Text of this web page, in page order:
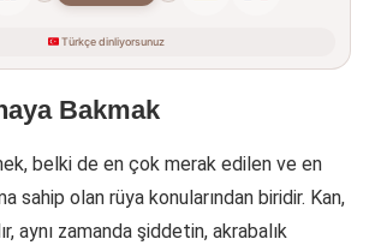
Türkçe dinliyorsunuz
Bakmak
belki de en çok merak edilen ve en
sahip olan rüya konularından biridir. Kan,
aynı zamanda şiddetin, akrabalık